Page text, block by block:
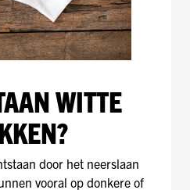
WITTE
door het neerslaan
vooral op donkere of